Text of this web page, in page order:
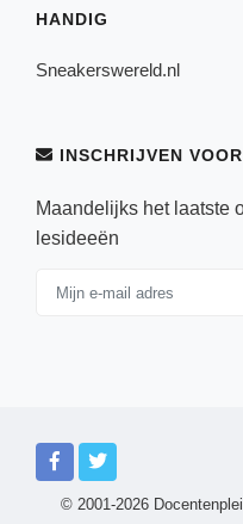
HANDIG
Sneakerswereld.nl
INSCHRIJVEN
Maandelijks het laatste
lesideeën
© 2001-2026